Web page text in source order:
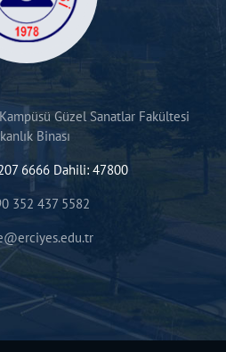
Güzel Sanatlar Fakültesi
Binası
6666 Dahili: 47800
352 437 5582